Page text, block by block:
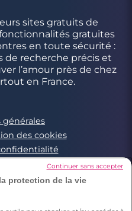
sites gratuits de
gratuites
en toute sécurité :
de recherche précis et
l’amour près de chez
en France.
des cookies
aux Events
illégal
protection de la vie
Continuer sans accepter